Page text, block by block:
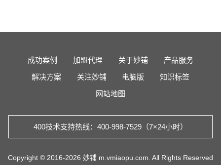
成功案例 加盟代理 关于妙铺
产品服务
解决方案
关注妙铺 电脑版
知识标签
网站地图
400技术支持热线：400-998-7529（7×24小时）
Copyright © 2016-2026 妙铺 m.vmiaopu.com. All Rights Reserved